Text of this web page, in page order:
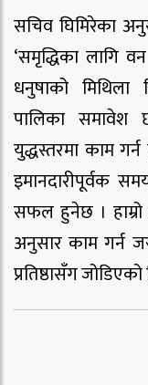
सचिव घिमिरेका
‘समृद्धिका लागि
धनुषाको मिथिला
पालिका समावेश
युद्धस्तरमा काम
इमानदारीपूर्वक
सफल हुनेछ । हाम्रो
अनुसार काम गर्न
प्रतिष्ठासँग